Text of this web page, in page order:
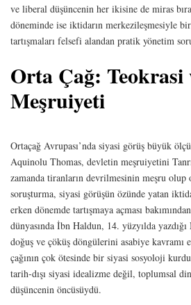
ve liberal düşüncenin her ikisine de miras
döneminde ise iktidarın merkezileşmesiyle
tartışmaları felsefi alandan pratik yönetim
Orta Çağ:
Meşruiyeti
Ortaçağ Avrupası’nda siyasi görüş büyük
Aquinolu Thomas, devletin meşruiyetini
zamanda tiranların devrilmesinin meşru olup
soruşturma, siyasi görüşün özünde yatan
erken dönemde tartışmaya açması
dünyasında İbn Haldun, 14. yüzyılda
doğuş ve çöküş döngülerini asabiye kavramı
çağının çok ötesinde bir siyasi sosyoloji
tarih-dışı siyasi idealizme değil, toplumsal
düşüncenin öncüsüydü.